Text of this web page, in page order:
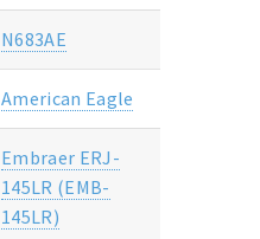
N683AE
American Eagle
Embraer ERJ-
145LR (EMB-
145LR)